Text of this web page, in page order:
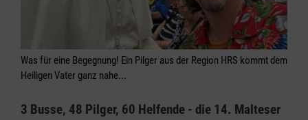
Was für eine Begegnung! Ein Pilger aus der Region HRS kommt dem
Heiligen Vater ganz nahe...
3 Busse, 48 Pilger, 60 Helfende - die 14. Malteser